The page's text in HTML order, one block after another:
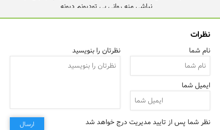
نباشی منه روانی بی تو‌دیونم دیونه
نظرات
نام شما
ایمیل شما
نظرتان را بنویسید
نظر شما پس از تایید مدیریت درج خواهد شد ارسال